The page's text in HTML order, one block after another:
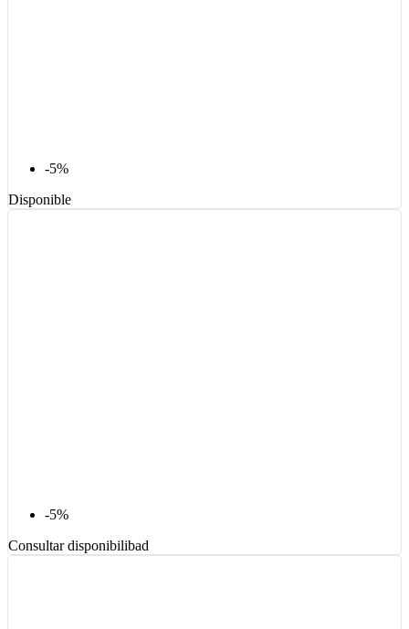
-5%
Disponible
-5%
Consultar disponibilibad